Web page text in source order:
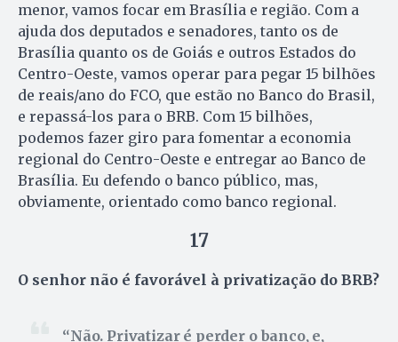
menor, vamos focar em Brasília e região. Com a
ajuda dos deputados e senadores, tanto os de
Brasília quanto os de Goiás e outros Estados do
Centro-Oeste, vamos operar para pegar 15 bilhões
de reais/ano do FCO, que estão no Banco do Brasil,
e repassá-los para o BRB. Com 15 bilhões,
podemos fazer giro para fomentar a economia
regional do Centro-Oeste e entregar ao Banco de
Brasília. Eu defendo o banco público, mas,
obviamente, orientado como banco regional.
17
O senhor não é favorável à privatização do BRB?
Não. Privatizar é perder o banco, e,